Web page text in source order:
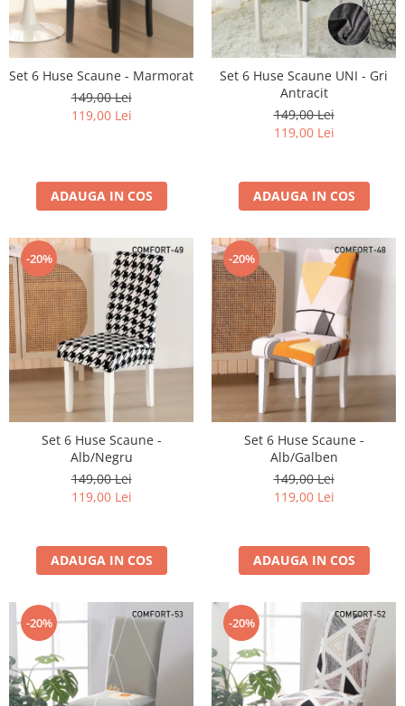
Set 6 Huse Scaune - Marmorat
149,00 Lei
119,00 Lei
ADAUGA IN COS
Set 6 Huse Scaune UNI - Gri
Antracit
149,00 Lei
119,00 Lei
ADAUGA IN COS
-20%
Set 6 Huse Scaune -
Alb/Negru
149,00 Lei
119,00 Lei
ADAUGA IN COS
-20%
Set 6 Huse Scaune -
Alb/Galben
149,00 Lei
119,00 Lei
ADAUGA IN COS
-20% -20%